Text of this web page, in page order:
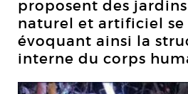
proposent des
naturel et artificiel se
évoquant ainsi la
interne du corps